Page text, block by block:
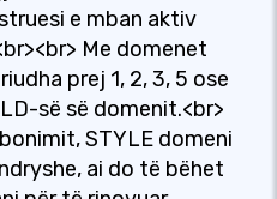
e mban aktiv
Me domenet
prej 1, 2, 3, 5 ose
së së domenit.<br>
STYLE domeni
ai do të bëhet